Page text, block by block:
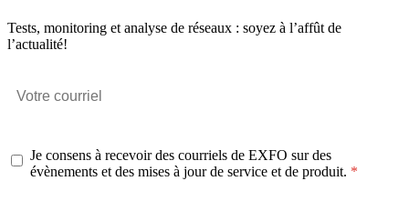
Tests, monitoring et analyse de réseaux : soyez à l’affût de
l’actualité!
Je consens à recevoir des courriels de EXFO sur des
évènements et des mises à jour de service et de produit.